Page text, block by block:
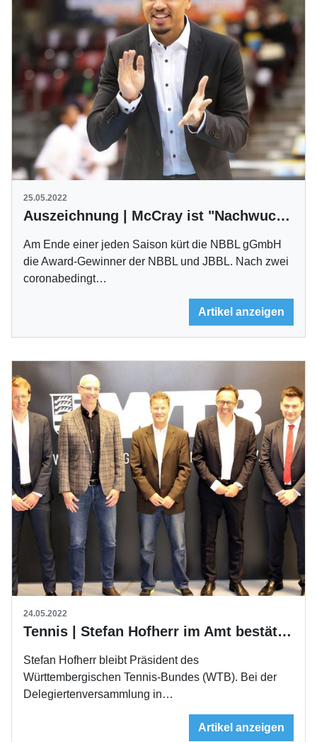
25.05.2022
Auszeichnung | McCray ist "Nachwuchstrainer des Jahres"
Am Ende einer jeden Saison kürt die NBBL gGmbH
die Award-Gewinner der NBBL und JBBL. Nach zwei
coronabedingt…
Artikel anzeigen
24.05.2022
Tennis | Stefan Hofherr im Amt bestätigt
Stefan Hofherr bleibt Präsident des
Württembergischen Tennis-Bundes (WTB). Bei der
Delegiertenversammlung in…
Artikel anzeigen